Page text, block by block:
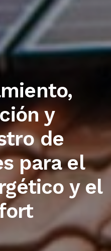
con las
marcas